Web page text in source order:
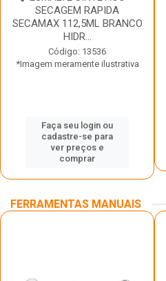
SECAGEM RAPIDA
SECAMAX 112,5ML BRANCO
HIDR...
Código: 13536
*Imagem meramente ilustrativa
Faça seu login ou
cadastre-se para
ver preços e
comprar
FERRAMENTAS MANUAIS